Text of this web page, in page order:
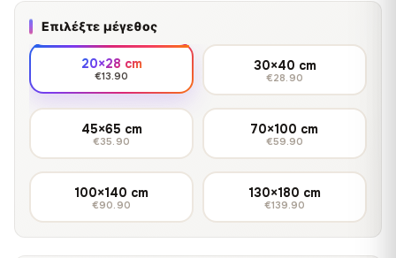
Επιλέξτε μέγεθος
20×28 cm
€13.90
30×40 cm
€28.90
45×65 cm
€35.90
70×100 cm
€59.90
100×140 cm
€90.90
130×180 cm
€139.90